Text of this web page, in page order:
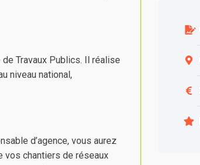
Travaux Publics. Il réalise
niveau national,
d’agence, vous aurez
vos chantiers de réseaux